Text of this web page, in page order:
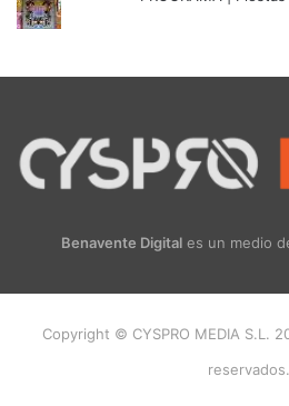
Benavente Digital es un medio
Copyright © CYSPRO MEDIA S.L.
reservados.